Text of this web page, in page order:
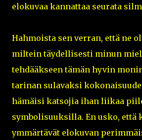
elokuvaa kannattaa seurata
Hahmoista sen verran, että ne
miltein täydellisesti minun
tehdääkseen tämän hyvin
tarinan sulavaksi
hämäisi katsojia ihan liikaa
symbolisuuksilla. En usko, että
ymmärtävät elokuvan